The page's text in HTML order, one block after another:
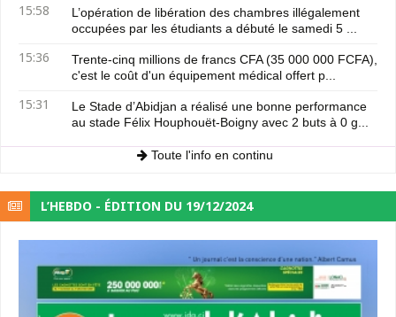
15:58
L’opération de libération des chambres illégalement
occupées par les étudiants a débuté le samedi 5 ...
15:36
Trente-cinq millions de francs CFA (35 000 000 FCFA),
c'est le coût d'un équipement médical offert p...
15:31
Le Stade d’Abidjan a réalisé une bonne performance
au stade Félix Houphouët-Boigny avec 2 buts à 0 g...
Toute l'info en continu
L’HEBDO - ÉDITION DU 19/12/2024